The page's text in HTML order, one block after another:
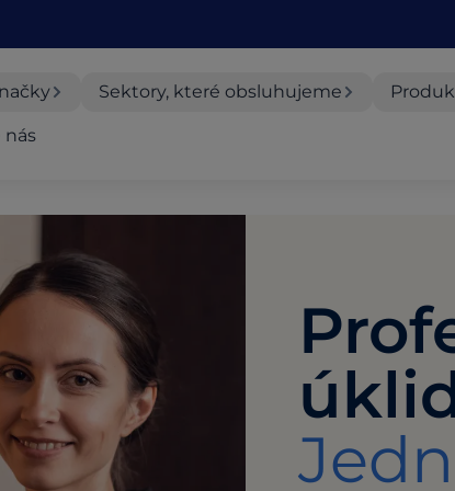
Sektory, které obsluhujeme